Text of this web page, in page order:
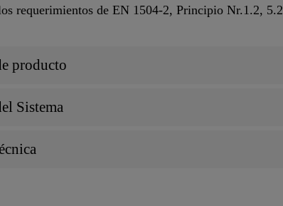
requerimientos de EN 1504-2, Principio Nr.1.2, 5.2
producto
Sistema